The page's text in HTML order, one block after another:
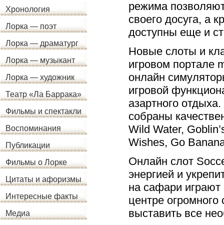
Хронология
Лорка — поэт
Лорка — драматург
Лорка — музыкант
Лорка — художник
Театр «Ла Баррака»
Фильмы и спектакли
Воспоминания
Публикации
Фильмы о Лорке
Цитаты и афоризмы
Интересные факты
Медиа
режима
своего досуга, а
доступны еще и
Новые слоты и
игровом портале
онлайн
игровой
азартного
собраны
Wild Water,
Wishes, Go
Онлайн слот
энергией и
на сафари
центре
выставить все